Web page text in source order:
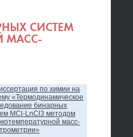
СИСТЕМ
МАСС-